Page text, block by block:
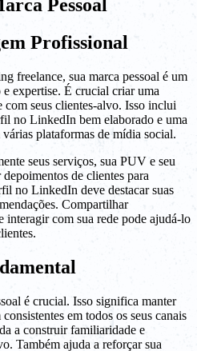
Pessoal
Profissional
freelance, sua marca pessoal é um
expertise. É crucial criar uma
com seus clientes-alvo. Isso inclui
no LinkedIn bem elaborado e uma
plataformas de mídia social.
seus serviços, sua PUV e seu
de clientes para
no LinkedIn deve destacar suas
Compartilhar
interagir com sua rede pode ajudá-lo
é crucial. Isso significa manter
em todos os seus canais
a construir familiaridade e
Também ajuda a reforçar sua